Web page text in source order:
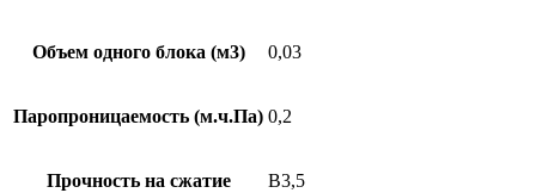
Объем одного блока (м3) 0,03
Паропроницаемость (м.ч.Па) 0,2
Прочность на сжатие В3,5